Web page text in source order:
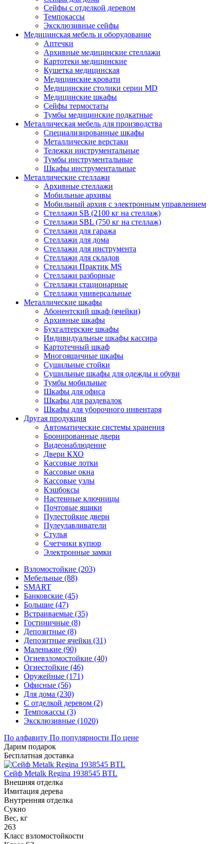
Сейфы с отделкой деревом
Темпокассы
Эксклюзивные сейфы
Медицинская мебель и оборудование
Аптечки
Архивные медицинские стеллажи
Картотеки медицинские
Кушетка медицинская
Медицинские кровати
Медицинские столики серии MD
Медицинские шкафы
Сейфы термостаты
Тумбы медицинские подкатные
Металлическая мебель для производства
Cпециализированные шкафы
Металлические верстаки
Тележки инструментальные
Тумбы инструментальные
Шкафы инструментальные
Металлические стеллажи
Архивные стеллажи
Мобильные архивы
Мобильный архив с электронным управлением
Стеллажи SB (2100 кг на стеллаж)
Стеллажи SBL (750 кг на стеллаж)
Стеллажи для гаража
Стеллажи для дома
Стеллажи для инструмента
Стеллажи для складов
Стеллажи Практик MS
Стеллажи разборные
Стеллажи стационарные
Стеллажи универсальные
Металлические шкафы
Абонентский шкаф (ячейки)
Архивные шкафы
Бухгалтерские шкафы
Индивидуальные шкафы кассира
Картотечный шкаф
Многоящичные шкафы
Сушильные стойки
Сушильные шкафы для одежды и обуви
Тумбы мобильные
Шкафы для офиса
Шкафы для раздевалок
Шкафы для уборочного инвентаря
Другая продукция
Автоматические системы хранения
Бронированные двери
Видеонаблюдение
Двери КХО
Кассовые лотки
Кассовые окна
Кассовые узлы
Кэшбоксы
Настенные ключницы
Почтовые ящики
Пулестойкие двери
Пулеулавливатели
Стулья
Счетчики купюр
Электронные замки
Взломостойкие (203)
Мебельные (88)
SMART
Банковские (45)
Большие (47)
Встраиваемые (35)
Гостиничные (8)
Депозитные (8)
Депозитные ячейки (31)
Маленькие (90)
Огневзломостойкие (40)
Огнестойкие (46)
Оружейные (171)
Офисные (56)
Для дома (230)
С отделкой деревом (2)
Темпокассы (3)
Эксклюзивные (1020)
По алфавиту По популярности По цене
Дарим подарок
Бесплатная доставка
Сейф Metalk Regina 1938545 BTL
Внешняя отделка
Имитация дерева
Внутренняя отделка
Сукно
Вес, кг
263
Класс взломостойкости